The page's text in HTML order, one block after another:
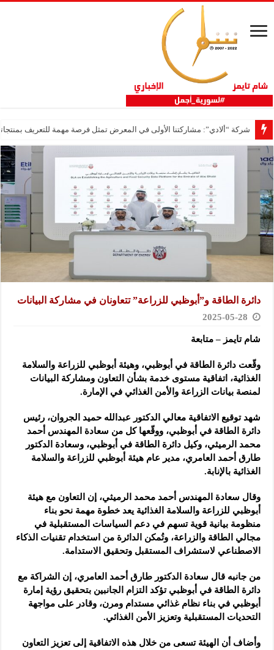
شركة “ألادي”: مشاركتنا الأولى في المعرض تمثل فرصة مهمة للتعريف
دائرة الطاقة و”أبوظبي للزراعة” تتعاونان في مشاركة البيانات
2025-05-28
شام تايمز – متابعة
وقّعت دائرة الطاقة في أبوظبي، وهيئة أبوظبي للزراعة والسلامة
الغذائية، اتفاقية مستوى خدمة بشأن التعاون ومشاركة البيانات
لمنصة بيانات الزراعة والأمن الغذائي في الإمارة.
شهد توقيع الاتفاقية معالي الدكتور عبدالله حميد الجروان، رئيس
دائرة الطاقة في أبوظبي، ووقّعها كل من سعادة المهندس أحمد
محمد الرميثي، وكيل دائرة الطاقة في أبوظبي، وسعادة الدكتور
طارق أحمد العامري، مدير عام هيئة أبوظبي للزراعة والسلامة
الغذائية بالإنابة.
وقال سعادة المهندس أحمد محمد الرميثي، إن التعاون مع هيئة
أبوظبي للزراعة والسلامة الغذائية يعد خطوة مهمة نحو بناء
منظومة بيانية قوية تسهم في دعم السياسات المستقبلية في
مجالي الطاقة والزراعة، وتُمكن الدائرة من استخدام تقنيات الذكاء
الاصطناعي لاستشراف المستقبل وتحقيق الاستدامة.
من جانبه قال سعادة الدكتور طارق أحمد العامري، إن الشراكة مع
دائرة الطاقة في أبوظبي تؤكد التزام الجانبين بتحقيق رؤية إمارة
أبوظبي في بناء نظام غذائي مستدام ومرن، وقادر على مواجهة
التحديات المستقبلية وتعزيز الأمن الغذائي.
وأضاف أن الهيئة تسعى من خلال هذه الاتفاقية إلى تعزيز التعاون